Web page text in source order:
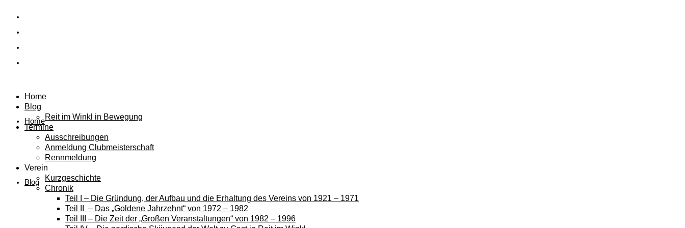
Home
Blog
Home
Blog
Reit im Winkl in Bewegung
Termine
Ausschreibungen
Anmeldung Clubmeisterschaft
Rennmeldung
Verein
Kurzgeschichte
Chronik
Teil I – Die Gründung, der Aufbau und die Erhaltung des Vereins von 1921 – 1971
Teil II – Das „Goldene Jahrzehnt“ von 1972 – 1982
Teil III – Die Zeit der „Großen Veranstaltungen“ von 1982 – 1996